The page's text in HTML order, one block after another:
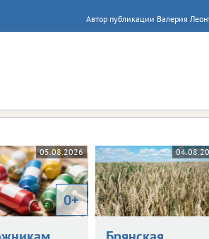
Автор публикации Валерия
05.08.2026
0+